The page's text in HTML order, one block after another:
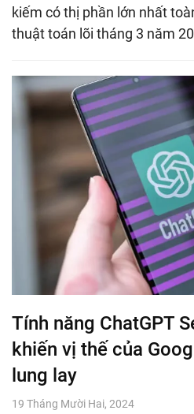
kiếm có thị phần lớn nhất
thuật toán lõi tháng 3 năm
Tính năng ChatGPT
khiến vị thế của
lung lay
19 Tháng Mười Hai, 2024